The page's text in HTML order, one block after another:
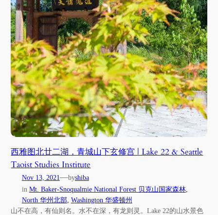
西雅图北廿二湖，青城山下玄修宫 | Lake 22 & Seattle
Taoist Studies Institute
Nov 13, 2021—byshiba
in Mt. Baker-Snoqualmie National Forest 贝克山国家森林
North 华州北部, Washington 华盛顿州
山不在高，有仙则名。水不在深，有龙则灵。Lake 22的山水景色